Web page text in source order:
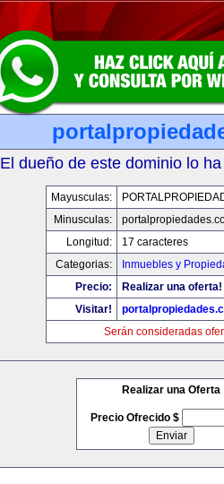
El dueño de este dominio lo
Mayusculas:
Minusculas:
Longitud:
17 caracteres
Categorias:
Inmuebles y
Precio:
Realizar una oferta!
Visitar!
Serán consideradas
Realizar una Oferta
Precio Ofrecido $